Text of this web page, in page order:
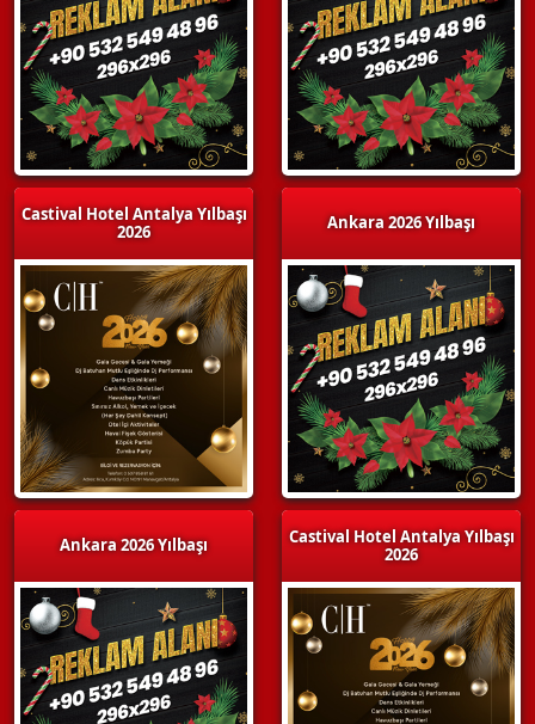
Castival Hotel Antalya Yılbaşı
2026
Ankara 2026 Yılbaşı
Ankara 2026 Yılbaşı
Castival Hotel Antalya Yılbaşı
2026